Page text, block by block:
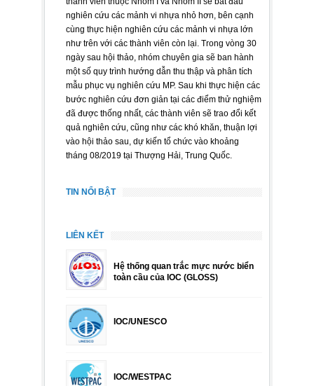
nghiên cứu các mảnh vi nhựa nhỏ hơn, bên cạnh
cùng thực hiện nghiên cứu các mảnh vi nhựa lớn
như trên với các thành viên còn lại. Trong vòng 30
ngày sau hội thảo, nhóm chuyên gia sẽ ban hành
một số quy trình hướng dẫn thu thập và phân tích
mẫu phục vụ nghiên cứu MP. Sau khi thực hiện các
bước nghiên cứu đơn giản tại các điểm thử nghiệm
đã được thống nhất, các thành viên sẽ trao đổi kết
quả nghiên cứu, cũng như các khó khăn, thuận lợi
vào hội thảo sau, dự kiến tổ chức vào khoảng
tháng 08/2019 tại Thượng Hải, Trung Quốc.
TIN NỔI BẬT
LIÊN KẾT
Hệ thống quan trắc mực nước biển
toàn cầu của IOC (GLOSS)
IOC/UNESCO
IOC/WESTPAC